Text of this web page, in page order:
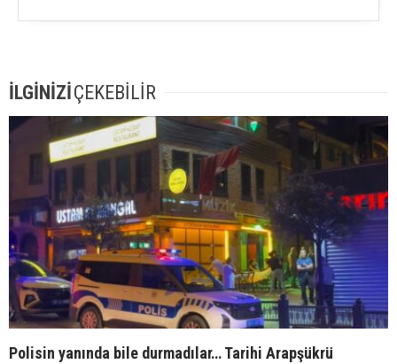
İLGİNİZİÇEKEBİLİR
Polisin yanında bile durmadılar… Tarihi Arapşükrü